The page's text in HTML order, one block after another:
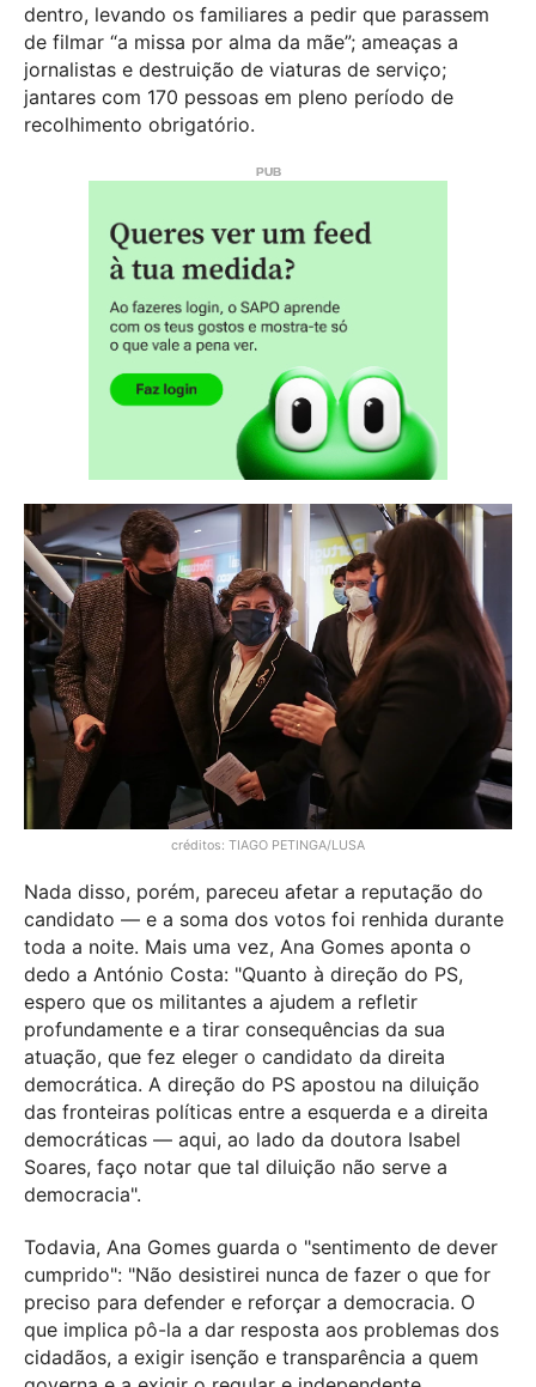
dentro, levando os familiares a pedir que parassem
de filmar “a missa por alma da mãe”; ameaças a
jornalistas e destruição de viaturas de serviço;
jantares com 170 pessoas em pleno período de
recolhimento obrigatório.
créditos: TIAGO PETINGA/LUSA
Nada disso, porém, pareceu afetar a reputação do
candidato — e a soma dos votos foi renhida durante
toda a noite. Mais uma vez, Ana Gomes aponta o
dedo a António Costa: "Quanto à direção do PS,
espero que os militantes a ajudem a refletir
profundamente e a tirar consequências da sua
atuação, que fez eleger o candidato da direita
democrática. A direção do PS apostou na diluição
das fronteiras políticas entre a esquerda e a direita
democráticas — aqui, ao lado da doutora Isabel
Soares, faço notar que tal diluição não serve a
democracia".
Todavia, Ana Gomes guarda o "sentimento de dever
cumprido": "Não desistirei nunca de fazer o que for
preciso para defender e reforçar a democracia. O
que implica pô-la a dar resposta aos problemas dos
cidadãos, a exigir isenção e transparência a quem